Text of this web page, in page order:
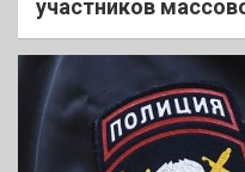
участников